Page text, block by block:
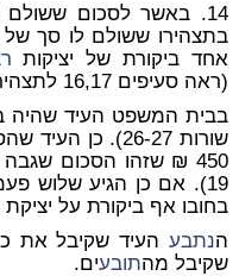
14. באשר לסכום ששולם ל
בתצהירו ששולם לו סך של 1350 ₪ בגין שני ביקורים
אחד ביקורת של יציקות
(ראה סעיפים 16,17 לתצהיר).
19). אם כן הגיע שלוש
בחובו אף ביקורת על
הנתבעהעיד שקיבל את
שקיבל מהתובעים.